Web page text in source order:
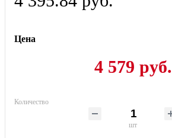
Цена
4 579 руб.
Количество
шт